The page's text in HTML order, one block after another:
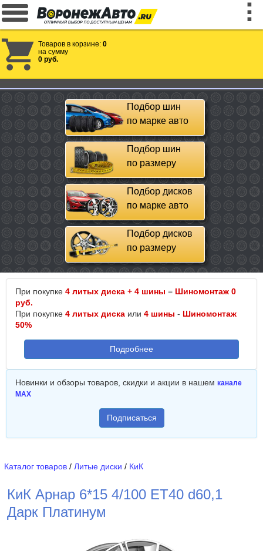
Товаров в корзине: 0
на сумму
0 руб.
Подбор шин
по марке авто
Подбор шин
по размеру
Подбор дисков
по марке авто
Подбор дисков
по размеру
При покупке 4 литых диска + 4 шины = Шиномонтаж 0
руб.
При покупке 4 литых диска или 4 шины - Шиномонтаж
50%
Подробнее
Новинки и обзоры товаров, скидки и акции в нашем канале
MAX
Подписаться
Каталог товаров / Литые диски / КиК
КиК Арнар 6*15 4/100 ET40 d60,1
Дарк Платинум